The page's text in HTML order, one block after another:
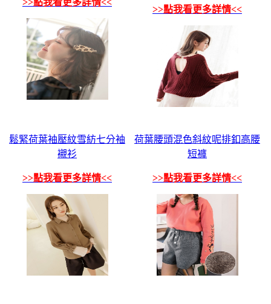
>>點我看更多詳情<<
鬆緊荷葉袖壓紋雪紡七分袖
襯衫
>>點我看更多詳情<<
荷葉腰頭混色斜紋呢排釦高腰
短褲
>>點我看更多詳情<<